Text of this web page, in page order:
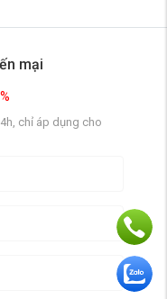
mại
chỉ áp dụng cho